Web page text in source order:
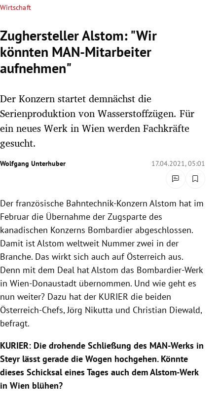
Untermenü
Untermenü
Untermenü
Untermenü
Untermenü
Untermenü
Wirtschaft
Zughersteller Alstom: "Wir
könnten MAN-Mitarbeiter
aufnehmen"
Der Konzern startet demnächst die
Serienproduktion von Wasserstoffzügen. Für
ein neues Werk in Wien werden Fachkräfte
gesucht.
Wolfgang Unterhuber 17.04.2021, 05:01
Der französische Bahntechnik-Konzern Alstom hat im
Februar die Übernahme der Zugsparte des
kanadischen Konzerns Bombardier abgeschlossen.
Damit ist Alstom weltweit Nummer zwei in der
Branche. Das wirkt sich auch auf Österreich aus.
Denn mit dem Deal hat Alstom das Bombardier-Werk
in Wien-Donaustadt übernommen. Und wie geht es
nun weiter? Dazu hat der KURIER die beiden
Österreich-Chefs, Jörg Nikutta und Christian Diewald,
befragt.
KURIER: Die drohende Schließung des MAN-Werks in
Steyr lässt gerade die Wogen hochgehen. Könnte
dieses Schicksal eines Tages auch dem Alstom-Werk
in Wien blühen?